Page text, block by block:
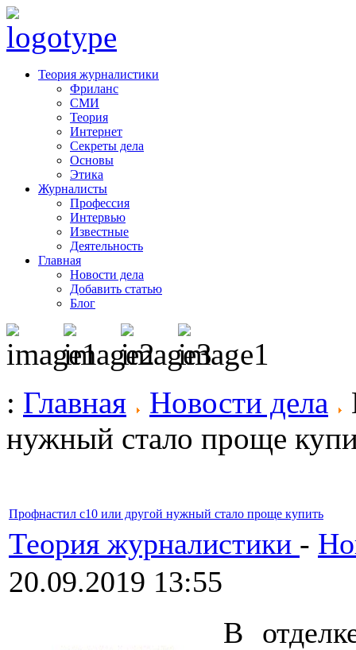
Теория журналистики
Фриланс
СМИ
Теория
Интернет
Секреты дела
Основы
Этика
Журналисты
Профессия
Интервью
Известные
Деятельность
Главная
Новости дела
Добавить статью
Блог
: Главная Новости дела
нужный стало проще
Профнастил с10 или другой нужный стало проще купить
Теория журналистики -
20.09.2019 13:55
В